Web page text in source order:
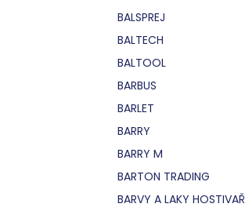
BALSPREJ
BALTECH
BALTOOL
BARBUS
BARLET
BARRY
BARRY M
BARTON TRADING
BARVY A LAKY HOSTIVAŘ